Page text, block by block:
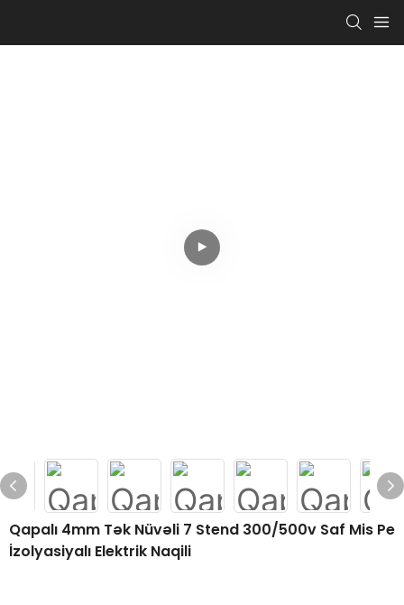
Qapalı 4mm Tək Nüvəli 7 Stend 300/500v Saf Mis Pe
İzolyasiyalı Elektrik Naqili